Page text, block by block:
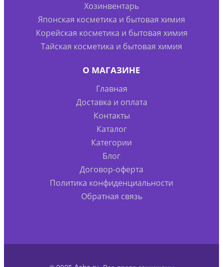
Хозинвентарь
Японская косметика и бытовая химия
Корейская косметика и бытовая химия
Тайская косметика и бытовая химия
О МАГАЗИНЕ
Главная
Доставка и оплата
Контакты
Каталог
Категории
Блог
Договор-оферта
Политика конфиденциальности
Обратная связь